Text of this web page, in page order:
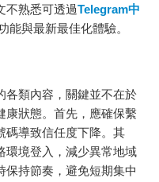
不熟悉可透過Telegram中
能與最新最佳化體驗。
各類內容，關鍵並不在於
康狀態。首先，應確保繫
碼導致信任度下降。其
環境登入，減少異常地域
保持節奏，避免短期集中